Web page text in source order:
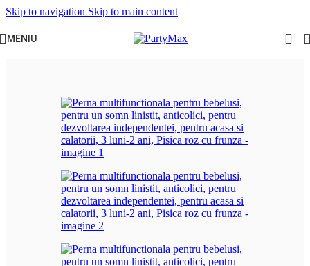
Skip to navigation Skip to main content
MENIU